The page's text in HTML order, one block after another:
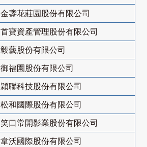
金盞花莊園股份有限公司
首寶資產管理股份有限公司
毅藝股份有限公司
御福園股份有限公司
穎聯科技股份有限公司
松和國際股份有限公司
笑口常開影業股份有限公司
韋沃國際股份有限公司